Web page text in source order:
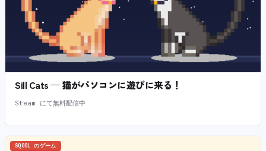
Sill Cats — 猫がパソコンに遊びに来る！
Steam にて無料配信中
SQOOL のゲーム